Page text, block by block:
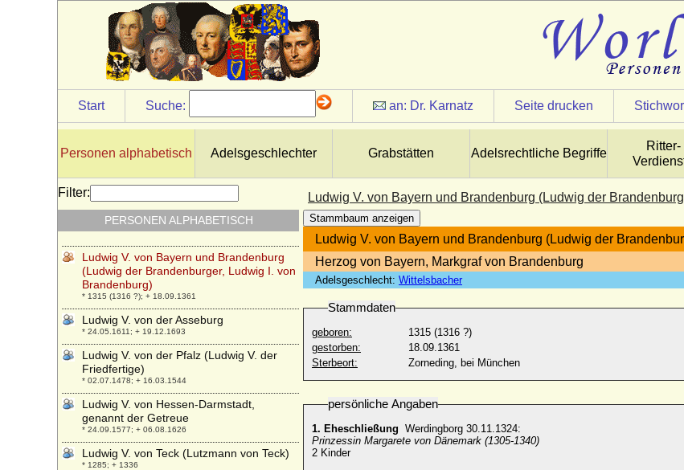
Start Suche: an: Dr. Karnatz Seite drucken
Personen alphabetisch Adelsgeschlechter Grabstätten Adelsrechtliche Begriffe
Ritter-
Ludwig V. von Bayern und Brandenburg (Ludwig der
Stammbaum anzeigen
Ludwig V. von Bayern und Brandenburg (Ludwig der
Herzog von Bayern, Markgraf von Brandenburg
Adelsgeschlecht: Wittelsbacher
Stammdaten
geboren:
1315 (1316 ?)
gestorben:
18.09.1361
Sterbeort:
Zorneding, bei München
persönliche Angaben
1. Eheschließung Werdingborg 30.11.1324:
Prinzessin Margarete von Dänemark (1305-1340)
2 Kinder
Filter:
PERSONEN ALPHABETISCH
Ludwig Rudolf von Braunschweig-
Wolfenbüttel
* 22.07.1671; + 01.03.1735
Ludwig Rudolf von Hannover
* 21.11.1955; + 28.11.1988
Ludwig Rudolf von Zech-Burkersroda,
Graf
* 04.08.1847; + 12.10.1915
* 14.07.1716; + 05.12.1777
Ludwig V. der Faule von Frankreich (Louis
V. le Fainéant)
* 966 oder 967; + 21.05.987
Ludwig V. von Bayern und Brandenburg
(Ludwig der Brandenburger, Ludwig I. von
Brandenburg)
* 1315 (1316 ?); + 18.09.1361
Ludwig V. von der Asseburg
* 24.05.1611; + 19.12.1693
Ludwig V. von der Pfalz (Ludwig V. der
Friedfertige)
* 02.07.1478; + 16.03.1544
Ludwig V. von Hessen-Darmstadt,
genannt der Getreue
* 24.09.1577; + 06.08.1626
Ludwig V. von Teck (Lutzmann von Teck)
* 1285; + 1336